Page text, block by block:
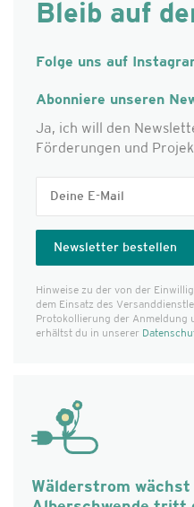
Bleib auf
Folge uns auf
Abonniere unseren
Ja, ich will den
Förderungen und
Hinweise zu der von der
dem Einsatz des
Protokollierung der Anmeldung
erhältst du in unserer
Wälderstrom wächst